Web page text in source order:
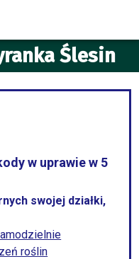
Ślesin
w uprawie w 5
swojej działki,
roślin